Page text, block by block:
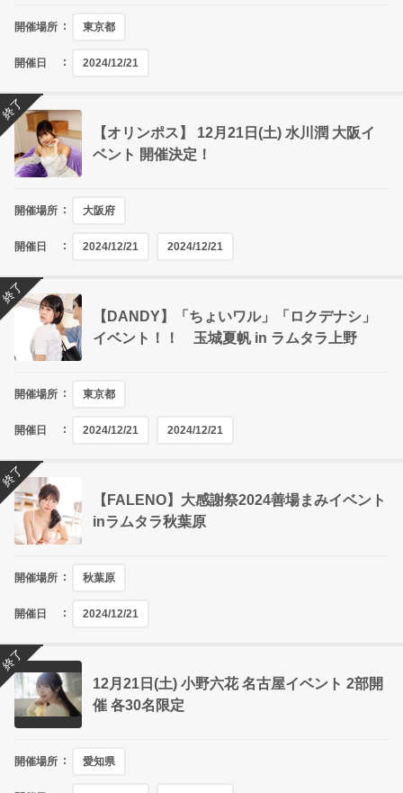
開催場所 東京都
開催日 2024/12/21
【オリンポス】 12月21日(土) 水川潤 大阪イ
ベント 開催決定！
開催場所 大阪府
開催日 2024/12/21 2024/12/21
終了
【DANDY】「ちょいワル」「ロクデナシ」
イベント！！ 玉城夏帆 in ラムタラ上野
開催場所 東京都
開催日 2024/12/21 2024/12/21
終了
【FALENO】大感謝祭2024善場まみイベント
inラムタラ秋葉原
開催場所 秋葉原
開催日 2024/12/21
終了
12月21日(土) 小野六花 名古屋イベント 2部開
催 各30名限定
開催場所 愛知県
終了